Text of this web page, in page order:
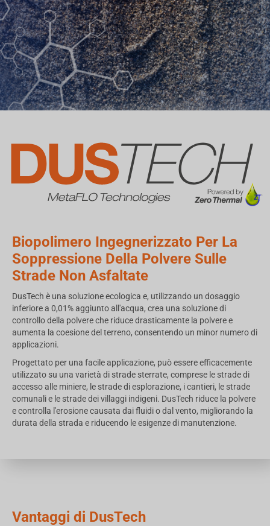
Biopolimero Ingegnerizzato Per La
Soppressione Della Polvere Sulle
Strade Non Asfaltate
DusTech è una soluzione ecologica e, utilizzando un dosaggio
inferiore a 0,01% aggiunto all'acqua, crea una soluzione di
controllo della polvere che riduce drasticamente la polvere e
aumenta la coesione del terreno, consentendo un minor numero di
applicazioni.
Progettato per una facile applicazione, può essere efficacemente
utilizzato su una varietà di strade sterrate, comprese le strade di
accesso alle miniere, le strade di esplorazione, i cantieri, le strade
comunali e le strade dei villaggi indigeni. DusTech riduce la polvere
e controlla l'erosione causata dai fluidi o dal vento, migliorando la
durata della strada e riducendo le esigenze di manutenzione.
Vantaggi di DusTech